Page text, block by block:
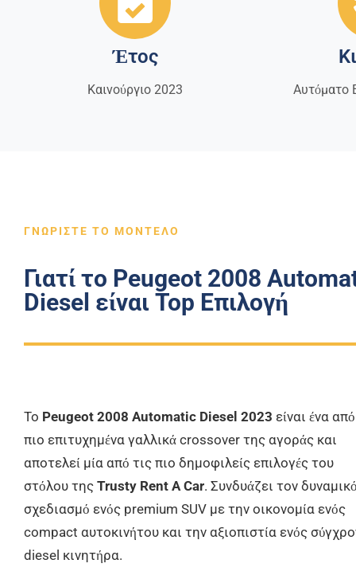
Έτος
Καινούργιο 2023 Αυτόματο
ΓΝΩΡΙΣΤΕ ΤΟ ΜΟΝΤΕΛΟ
Γιατί το Peugeot 2008
Diesel είναι Top Επιλογή
Το Peugeot 2008 Automatic Diesel 2023 είναι ένα
πιο επιτυχημένα γαλλικά crossover της αγοράς και
αποτελεί μία από τις πιο δημοφιλείς επιλογές του
στόλου της Trusty Rent A Car. Συνδυάζει τον δυναμικό
σχεδιασμό ενός premium SUV με την οικονομία ενός
compact αυτοκινήτου και την αξιοπιστία ενός
diesel κινητήρα.